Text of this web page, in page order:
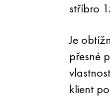
stříbro
Je
přesné
klient